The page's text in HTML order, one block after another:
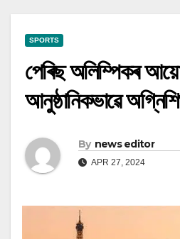
SPORTS
পেৰিছ অলিম্পিকৰ
আনুষ্ঠানিকভাৱে
By news editor
APR 27, 2024